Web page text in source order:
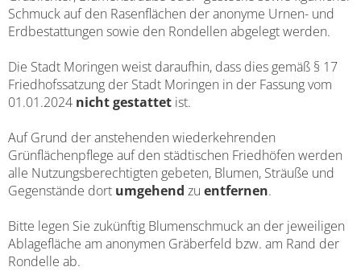
Schmuck auf den Rasenflächen der anonyme Urnen- und
Erdbestattungen sowie den Rondellen abgelegt werden.
Die Stadt Moringen weist daraufhin, dass dies gemäß § 17
Friedhofssatzung der Stadt Moringen in der Fassung vom
01.01.2024 nicht gestattet ist.
Auf Grund der anstehenden wiederkehrenden
Grünflächenpflege auf den städtischen Friedhöfen werden
alle Nutzungsberechtigten gebeten, Blumen, Sträuße und
Gegenstände dort umgehend zu entfernen.
Bitte legen Sie zukünftig Blumenschmuck an der jeweiligen
Ablagefläche am anonymen Gräberfeld bzw. am Rand der
Rondelle ab.